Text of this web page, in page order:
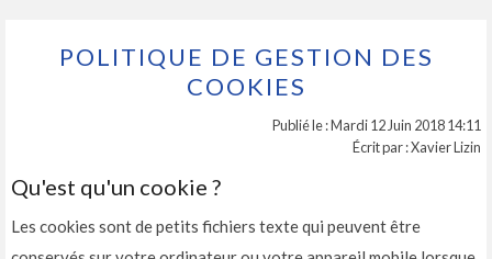
POLITIQUE DE GESTION DES
COOKIES
Publié le : Mardi 12 Juin 2018 14:11
Écrit par : Xavier Lizin
Qu'est qu'un cookie ?
Les cookies sont de petits fichiers texte qui peuvent être